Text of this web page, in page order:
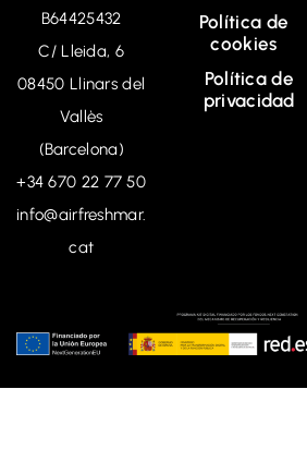
B64425432
C/ Lleida, 6
08450 Llinars del
Vallès
(Barcelona)
+34670 22 77 50
info@airfreshmar.
cat
Política de
cookies
Política de
privacidad